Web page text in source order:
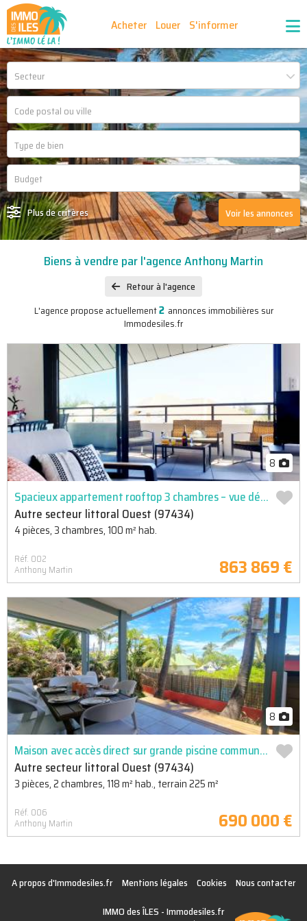
Acheter Louer S'informer
Nos outils Ma sélection d'annonces
Recrutement Partenaires
Secteur
Plus de critères Voir les annonces
Biens à vendre par l'agence Anthony Martin
Retour à l'agence
L'agence propose actuellement2 annonces immobilières sur
Immodesiles.fr
8
Spacieux appartement rooftop 3 chambres – vue dégagée – accès lagon et commerces à pied
Autre secteur littoral Ouest (97434)
4 pièces, 3 chambres, 100 m² hab.
Réf. 002
Anthony Martin 863 869 €
8
Maison avec accès direct sur grande piscine commune, située au cœur d'une résidence sécurisée proche du lagon sud la saline
Autre secteur littoral Ouest (97434)
3 pièces, 2 chambres, 118 m² hab., terrain 225 m²
Réf. 006
Anthony Martin 690 000 €
A propos d'Immodesiles.fr Mentions légales Cookies
Nous contacter
IMMO des ÎLES -Immodesiles.fr